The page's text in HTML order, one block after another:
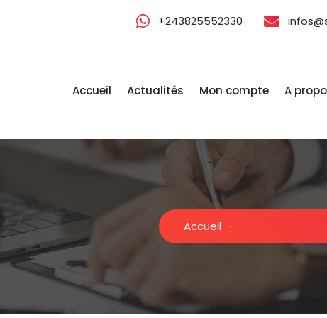
+243825552330
Accueil Actualités Mon compte A
Accueil -